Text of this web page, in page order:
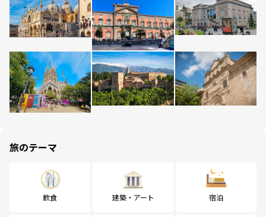
旅のテーマ
飲食 建築・アート 宿泊